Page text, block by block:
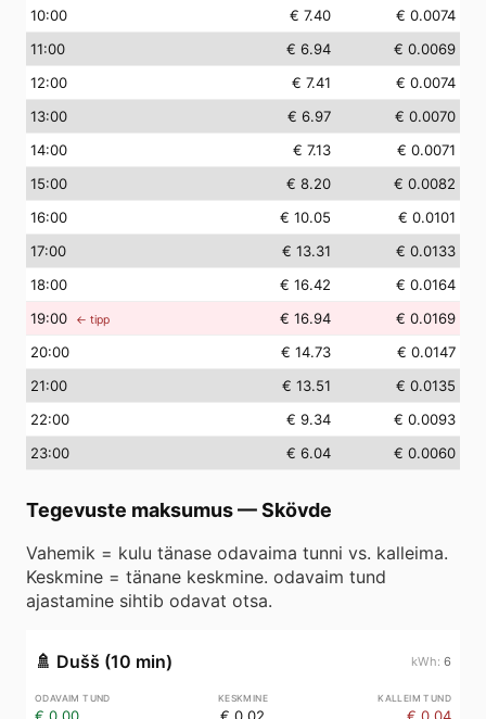
10:00 € 7.40
€ 0.0074
11:00 € 6.94
€ 0.0069
12:00 € 7.41
€ 0.0074
13:00 € 6.97
€ 0.0070
14:00 € 7.13
€ 0.0071
15:00 € 8.20
€ 0.0082
16:00 € 10.05
€ 0.0101
17:00 € 13.31
€ 0.0133
18:00 € 16.42
€ 0.0164
19:00 ← tipp € 16.94
€ 0.0169
20:00 € 14.73
€ 0.0147
21:00 € 13.51
€ 0.0135
22:00 € 9.34
€ 0.0093
23:00 € 6.04 € 0.0060
Tegevuste maksumus—Skövde
Vahemik = kulu tänase odavaima tunni vs. kalleima.
Keskmine = tänane keskmine. odavaim tund
ajastamine sihtib odavat otsa.
🚿 Dušš (10 min) 6